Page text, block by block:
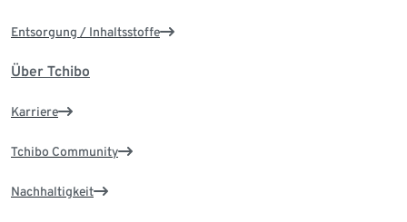
Entsorgung / Inhaltsstoffe
Über Tchibo
Karriere
Tchibo Community
Nachhaltigkeit